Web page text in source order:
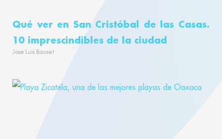
Qué ver en San Cristóbal de las Casas.
10 imprescindibles de la ciudad
Jose Luis Bauset